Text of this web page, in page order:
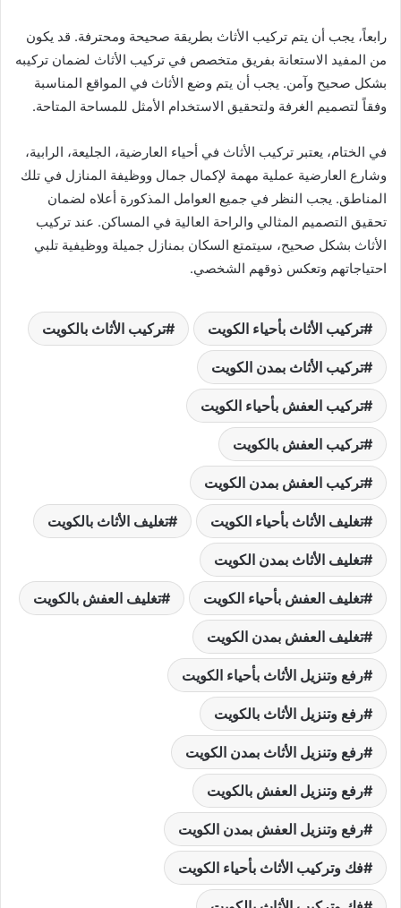
رابعاً، يجب أن يتم تركيب الأثاث بطريقة صحيحة ومحترفة. قد يكون
من المفيد الاستعانة بفريق متخصص في تركيب الأثاث لضمان تركيبه
بشكل صحيح وآمن. يجب أن يتم وضع الأثاث في المواقع المناسبة
وفقاً لتصميم الغرفة ولتحقيق الاستخدام الأمثل للمساحة المتاحة.
في الختام، يعتبر تركيب الأثاث في أحياء العارضية، الجليعة، الرابية،
وشارع العارضية عملية مهمة لإكمال جمال ووظيفة المنازل في تلك
المناطق. يجب النظر في جميع العوامل المذكورة أعلاه لضمان
تحقيق التصميم المثالي والراحة العالية في المساكن. عند تركيب
الأثاث بشكل صحيح، سيتمتع السكان بمنازل جميلة ووظيفية تلبي
احتياجاتهم وتعكس ذوقهم الشخصي.
تركيب الأثاث بأحياء الكويت تركيب الأثاث بالكويت
تركيب الأثاث بمدن الكويت
تركيب العفش بأحياء الكويت
تركيب العفش بالكويت
تركيب العفش بمدن الكويت
تغليف الأثاث بأحياء الكويت تغليف الأثاث بالكويت
تغليف الأثاث بمدن الكويت
تغليف العفش بأحياء الكويت تغليف العفش بالكويت
تغليف العفش بمدن الكويت
رفع وتنزيل الأثاث بأحياء الكويت
رفع وتنزيل الأثاث بالكويت
رفع وتنزيل الأثاث بمدن الكويت
رفع وتنزيل العفش بالكويت
رفع وتنزيل العفش بمدن الكويت
فك وتركيب الأثاث بأحياء الكويت